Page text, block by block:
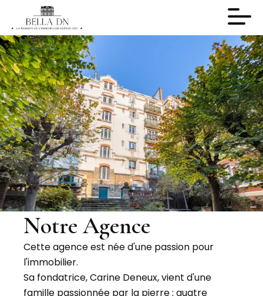
Notre Agence
Cette agence est née d'une passion pour
l'immobilier.
Sa fondatrice, Carine Deneux, vient d'une
famille passionnée par la pierre : quatre